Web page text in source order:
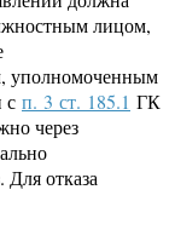
лицом,
уполномоченным
с п. 3 ст. 185.1 ГК
через
Для отказа